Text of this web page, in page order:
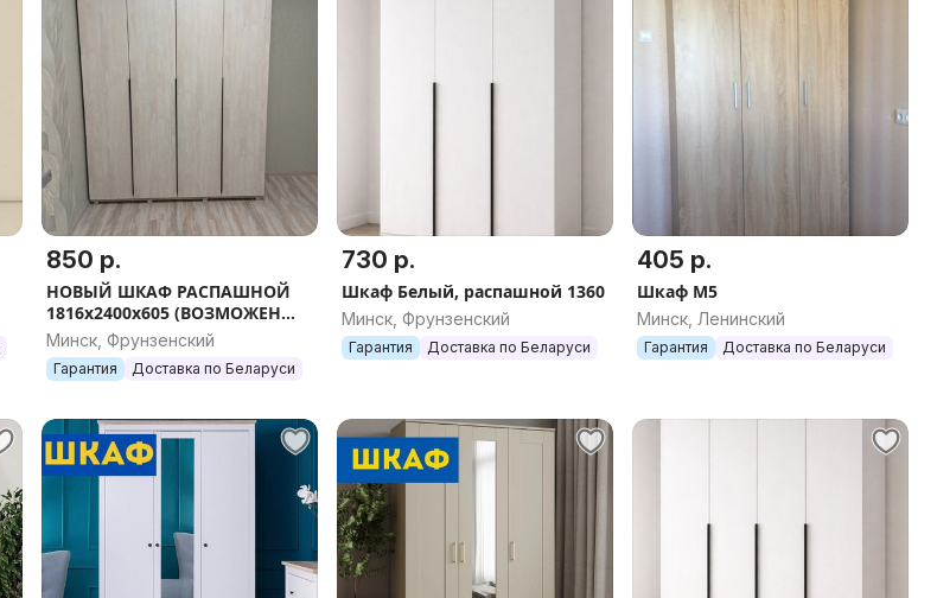
850 р.
НОВЫЙ ШКАФ РАСПАШНОЙ
1816х2400х605 (ВОЗМОЖЕН
ВЫБОР НАПОЛНЕНИЯ/
РАЗМЕРА/ ЦВЕТА)
Минск, Фрунзенский
Гарантия Доставка по Беларуси
730 р.
Шкаф Белый, распашной 1360
Минск, Фрунзенский
Гарантия Доставка по Беларуси
405 р.
Шкаф М5
Минск, Ленинский
Гарантия Доставка по Беларуси